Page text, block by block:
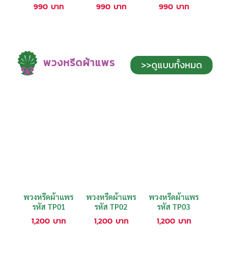
990 บาท 990 บาท 990 บาท
พวงหรีดผ้าแพร >>ดูแบบทั้งหมด
พวงหรีดผ้าแพร
รหัส TP01
1,200 บาท
พวงหรีดผ้าแพร
รหัส TP02
1,200 บาท
พวงหรีดผ้าแพร
รหัส TP03
1,200 บาท